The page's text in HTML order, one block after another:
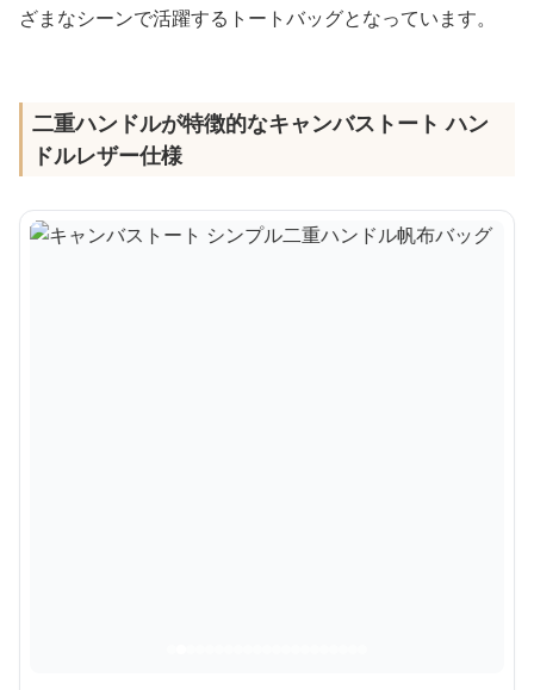
ざまなシーンで活躍するトートバッグとなっています。
二重ハンドルが特徴的なキャンバストート ハン
ドルレザー仕様